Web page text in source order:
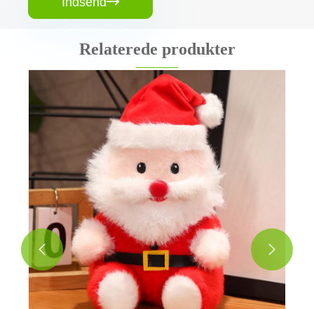
Relaterede produkter
 